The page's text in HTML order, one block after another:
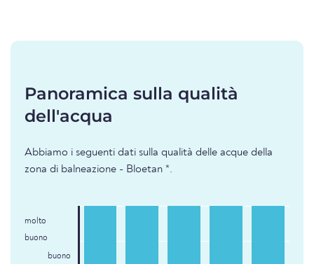
Panoramica sulla qualità
dell'acqua
Abbiamo i seguenti dati sulla qualità delle acque della
zona di balneazione - Bloetan *.
molto
buono
buono